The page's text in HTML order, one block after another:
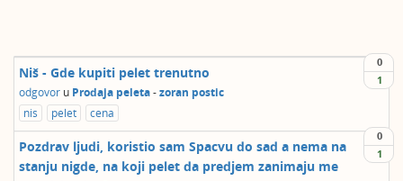
0
1
Niš - Gde kupiti pelet trenutno
odgovor u Prodaja peleta-zoran postic
nis
pelet cena
0
1
Pozdrav ljudi, koristio sam Spacvu do sad a nema na
stanju nigde, na koji pelet da predjem zanimaju me